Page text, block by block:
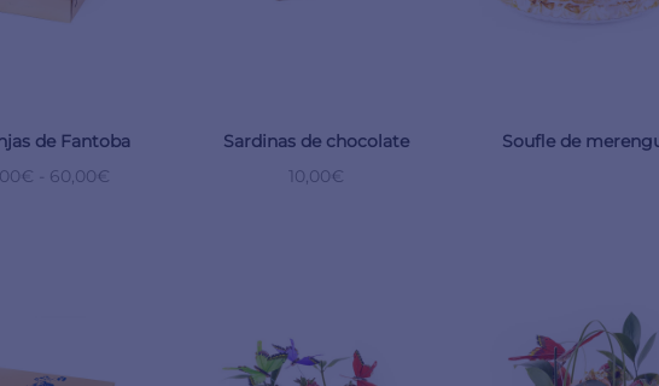
de Fantoba
€ 60,00€
Sardinas de chocolate
10,00€
Soufle de